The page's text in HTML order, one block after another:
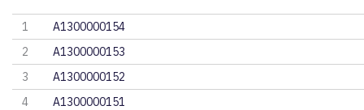
1
A1300000154
2
A1300000153
3
A1300000152
4
A1300000151